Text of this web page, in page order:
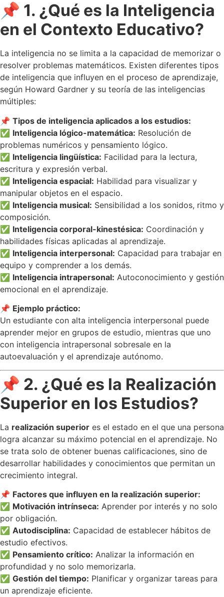
📌 1. ¿Qué es la Inteligencia
en el Contexto Educativo?
La inteligencia no se limita a la capacidad de memorizar o
resolver problemas matemáticos. Existen diferentes tipos
de inteligencia que influyen en el proceso de aprendizaje,
según Howard Gardner y su teoría de las inteligencias
múltiples:
📌 Tipos de inteligencia aplicados a los estudios:
✅ Inteligencia lógico-matemática: Resolución de
problemas numéricos y pensamiento lógico.
✅ Inteligencia lingüística: Facilidad para la lectura,
escritura y expresión verbal.
✅ Inteligencia espacial: Habilidad para visualizar y
manipular objetos en el espacio.
✅ Inteligencia musical: Sensibilidad a los sonidos, ritmo y
composición.
✅ Inteligencia corporal-kinestésica: Coordinación y
habilidades físicas aplicadas al aprendizaje.
✅ Inteligencia interpersonal: Capacidad para trabajar en
equipo y comprender a los demás.
✅ Inteligencia intrapersonal: Autoconocimiento y gestión
emocional en el aprendizaje.
📌 Ejemplo práctico:
Un estudiante con alta inteligencia interpersonal puede
aprender mejor en grupos de estudio, mientras que uno
con inteligencia intrapersonal sobresale en la
autoevaluación y el aprendizaje autónomo.
📌 2. ¿Qué es la Realización
Superior en los Estudios?
La realización superior es el estado en el que una persona
logra alcanzar su máximo potencial en el aprendizaje. No
se trata solo de obtener buenas calificaciones, sino de
desarrollar habilidades y conocimientos que permitan un
crecimiento integral.
📌 Factores que influyen en la realización superior:
✅ Motivación intrínseca: Aprender por interés y no solo
por obligación.
✅ Autodisciplina: Capacidad de establecer hábitos de
estudio efectivos.
✅ Pensamiento crítico: Analizar la información en
profundidad y no solo memorizarla.
✅ Gestión del tiempo: Planificar y organizar tareas para
un aprendizaje eficiente.